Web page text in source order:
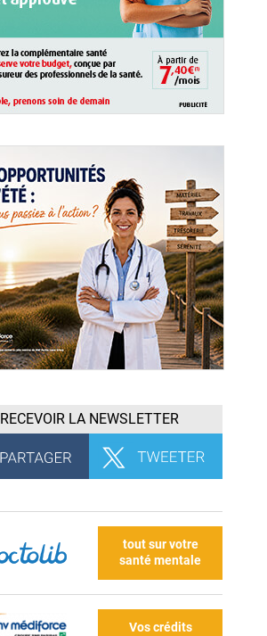
RECEVOIR LA NEWSLETTER
tout sur votre
santé mentale
Vos crédits